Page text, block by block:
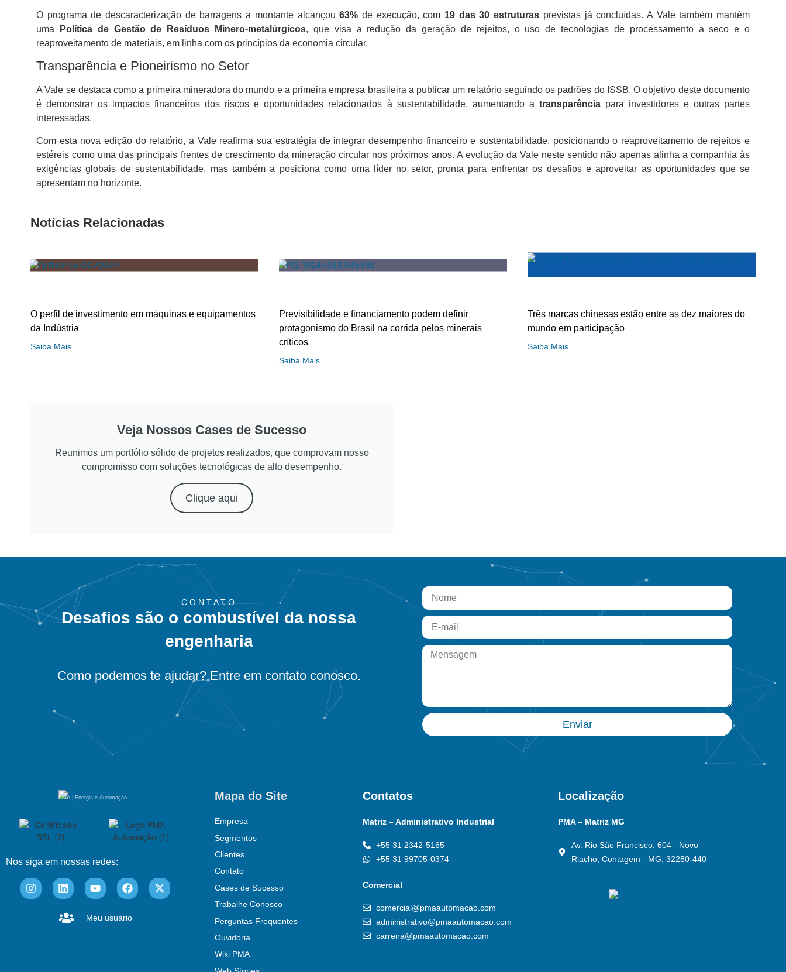
O programa de descaracterização de barragens a montante alcançou63% de execução, com 19 das 30 estruturas previstas já concluídas. A Vale também mantém
uma
Política de Gestão de Resíduos Minero-metalúrgicos, que visa a redução da geração de rejeitos, o uso de tecnologias de processamento a seco e o
reaproveitamento de materiais, em linha com os princípios da economia circular.
Transparência e Pioneirismo no Setor
A Vale se destaca como a primeira mineradora do mundo e a primeira empresa brasileira a publicar um relatório seguindo os padrões do ISSB. O objetivo deste documento
é demonstrar os impactos financeiros dos riscos e oportunidades relacionados à sustentabilidade, aumentando a transparênciapara investidores e outras partes
interessadas.
Com esta nova edição do relatório, a Vale reafirma sua estratégia de integrar desempenho financeiro e sustentabilidade, posicionando o reaproveitamento de rejeitos e
estéreis como uma das principais frentes de crescimento da mineração circular nos próximos anos. A evolução da Vale neste sentido não apenas alinha a companhia às
exigências globais de sustentabilidade, mas também a posiciona como uma líder no setor, pronta para enfrentar os desafios e aproveitar as oportunidades que se
apresentam no horizonte.
Notícias Relacionadas
O perfil de investimento em máquinas e equipamentos
da Indústria
Saiba Mais
Previsibilidade e financiamento podem definir
protagonismo do Brasil na corrida pelos minerais
críticos
Saiba Mais
Três marcas chinesas estão entre as dez maiores do
mundo em participação
Saiba Mais
Veja Nossos Cases de Sucesso
Reunimos um portfólio sólido de projetos realizados, que comprovam nosso
compromisso com soluções tecnológicas de alto desempenho.
Clique aqui
CONTATO
Desafios são o combustível da nossa
engenharia
Como podemos te ajudar? Entre em contato conosco.
Enviar
PMA | Energia e Automação
Nos siga em nossas redes:
Meu usuário
Mapa do Site
Empresa
Segmentos
Clientes
Contato
Cases de Sucesso
Trabalhe Conosco
Perguntas Frequentes
Ouvidoria
Wiki PMA
Contatos
Matriz – Administrativo Industrial
+55 31 2342-5165
+55 31 99705-0374
Comercial
comercial@pmaautomacao.com
administrativo@pmaautomacao.com
carreira@pmaautomacao.com
Localização
PMA – Matriz MG
Av. Rio São Francisco, 604 - Novo
Riacho, Contagem - MG, 32280-440